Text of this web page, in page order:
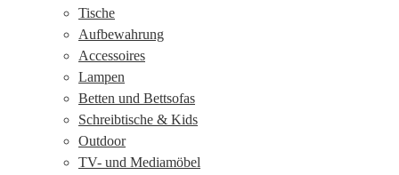
Tische
Aufbewahrung
Accessoires
Lampen
Betten und Bettsofas
Schreibtische & Kids
Outdoor
TV- und Mediamöbel